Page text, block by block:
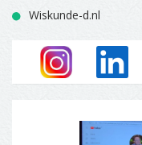
Wiskunde-d.nl